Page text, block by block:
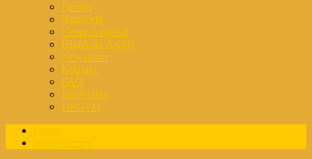
Partner
Netzwerk
Unser Angebot
Highlight Archiv
Newsletter
Kontakt
FAQ
Impressum
DSGVO